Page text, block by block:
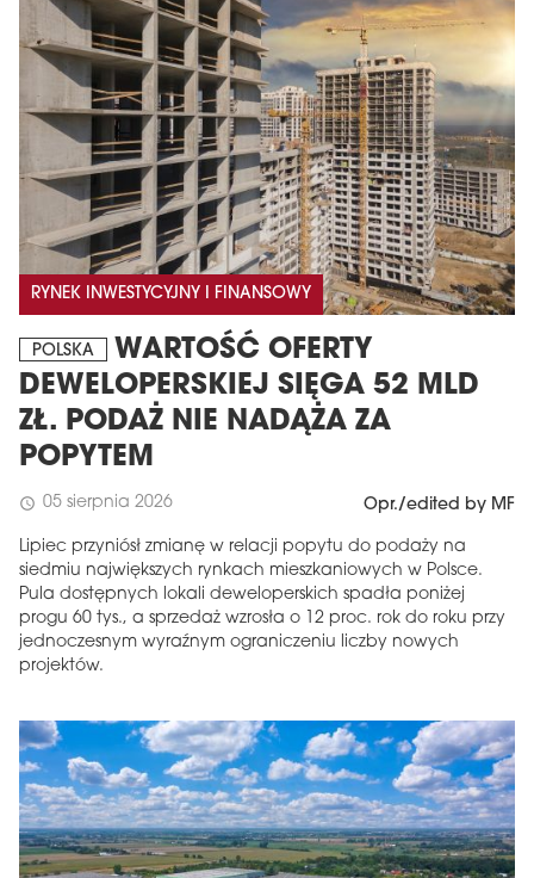
RYNEK INWESTYCYJNY I FINANSOWY
POLSKA
WARTOŚĆ OFERTY
DEWELOPERSKIEJ SIĘGA 52 MLD
ZŁ. PODAŻ NIE NADĄŻA ZA
POPYTEM
schedule 05 sierpnia 2026 Opr./edited by MF
Lipiec przyniósł zmianę w relacji popytu do podaży na
siedmiu największych rynkach mieszkaniowych w Polsce.
Pula dostępnych lokali deweloperskich spadła poniżej
progu 60 tys., a sprzedaż wzrosła o 12 proc. rok do roku przy
jednoczesnym wyraźnym ograniczeniu liczby nowych
projektów.